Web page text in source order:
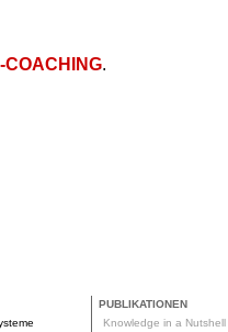
COACHING.
PUBLIKATIONEN
Knowledge in a Nutshell